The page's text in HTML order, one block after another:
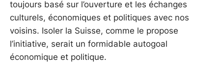
toujours basé sur l’ouverture et les échanges
culturels, économiques et politiques avec nos
voisins. Isoler la Suisse, comme le propose
l’initiative, serait un formidable autogoal
économique et politique.